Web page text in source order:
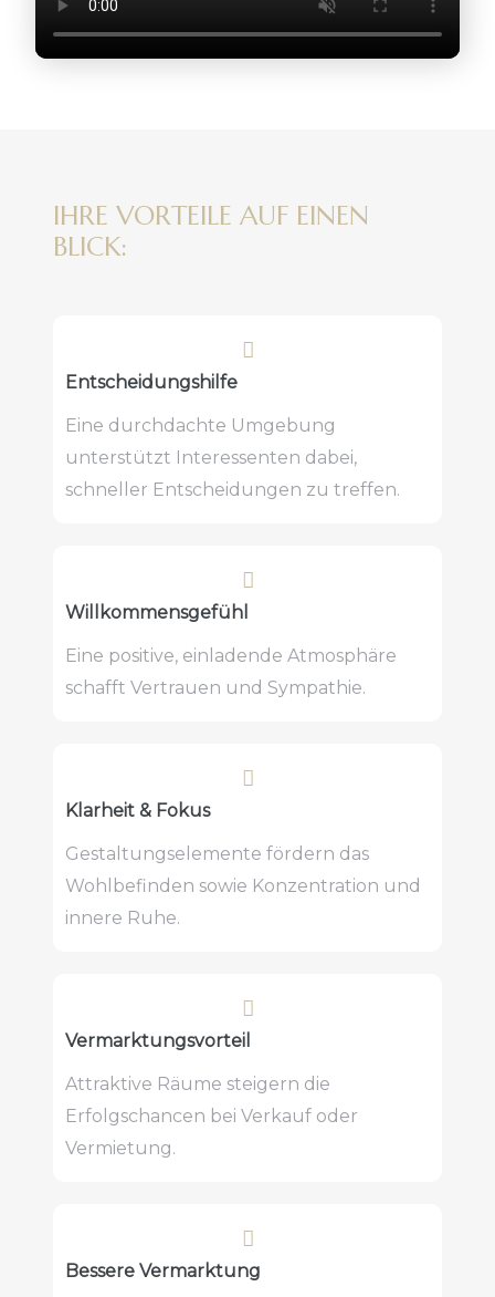
IHRE VORTEILE AUF EINEN
BLICK:
Entscheidungshilfe
Eine durchdachte Umgebung
unterstützt Interessenten dabei,
schneller Entscheidungen zu treffen.
Willkommensgefühl
Eine positive, einladende Atmosphäre
schafft Vertrauen und Sympathie.
Klarheit & Fokus
Gestaltungselemente fördern das
Wohlbefinden sowie Konzentration und
innere Ruhe.
Vermarktungsvorteil
Attraktive Räume steigern die
Erfolgschancen bei Verkauf oder
Vermietung.
Bessere Vermarktung